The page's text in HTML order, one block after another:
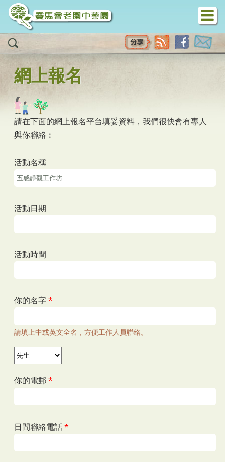
移至主內容
網上報名
請在下面的網上報名平台填妥資料，我們很快會有專人
與你聯絡︰
活動名稱
活動日期
活動時間
你的名字*
請填上中或英文全名，方便工作人員聯絡。
稱謂
你的電郵*
日間聯絡電話*